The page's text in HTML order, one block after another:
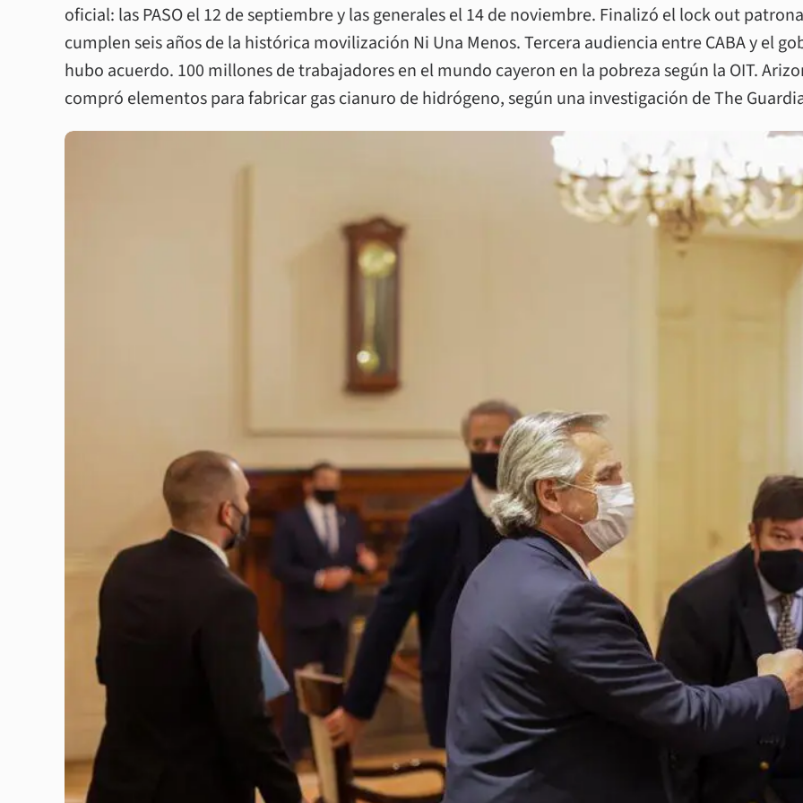
oficial: las PASO el 12 de septiembre y las generales el 14 de noviembre. Finalizó el lock out
cumplen seis años de la histórica movilización Ni Una Menos. Tercera audiencia entre CABA y el
hubo acuerdo. 100 millones de trabajadores en el mundo cayeron en la pobreza según la OIT.
compró elementos para fabricar gas cianuro de hidrógeno, según una investigación de The